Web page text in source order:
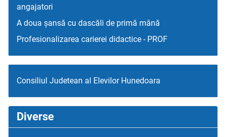
angajatori
A doua șansă cu dascăli de primă mână
Profesionalizarea carierei didactice - PROF
Consiliul Judetean al Elevilor Hunedoara
Diverse